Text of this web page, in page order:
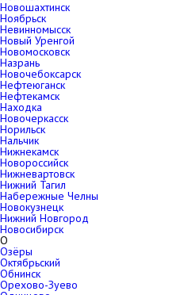
Новошахтинск
Ноябрьск
Невинномысск
Новый Уренгой
Новомосковск
Назрань
Новочебоксарск
Нефтеюганск
Нефтекамск
Находка
Новочеркасск
Норильск
Нальчик
Нижнекамск
Новороссийск
Нижневартовск
Нижний Тагил
Набережные Челны
Новокузнецк
Нижний Новгород
Новосибирск
О
Озёры
Октябрьский
Обнинск
Орехово-Зуево